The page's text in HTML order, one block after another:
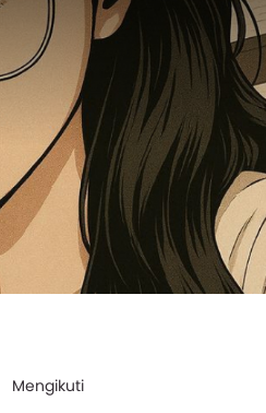
Mengikuti